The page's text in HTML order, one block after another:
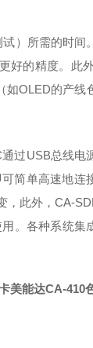
）所需的时间
好的精度。此
OLED的产线
过USB总线电
简单高速地连
，此外，CA-
。各种系统集
美能达CA-410